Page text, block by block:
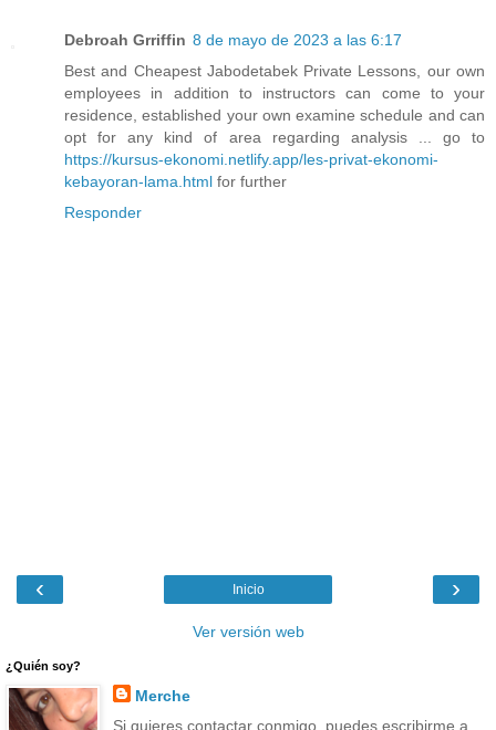
Debroah Grriffin 8 de mayo de 2023 a las 6:17
Best and Cheapest Jabodetabek Private Lessons, our own
employees in addition to instructors can come to your
residence, established your own examine schedule and can
opt for any kind of area regarding analysis ... go to
https://kursus-ekonomi.netlify.app/les-privat-ekonomi-
kebayoran-lama.html for further
Responder
‹ ›
Inicio
Ver versión web
¿Quién soy?
Merche
Si quieres contactar conmigo, puedes escribirme a